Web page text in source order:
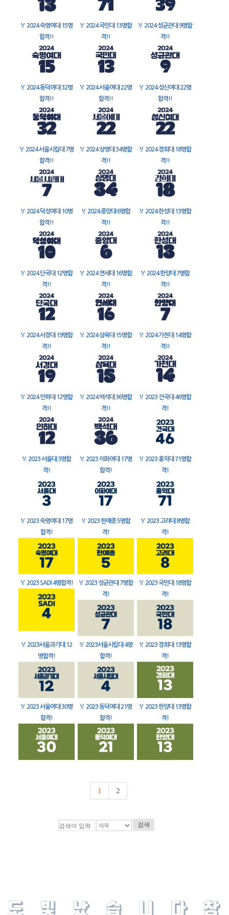
🏅 2024 숙명여대 15명
합격!!
🏅 2024 국민대 13명합
격!!
🏅 2024 성균관대 9명합
격!!
🏅 2024 동덕여대 32명
합격!!
🏅 2024 서울여대 22명
합격!!
🏅 2024 성신여대 22명
합격!!
🏅 2024 서울시립대 7명
합격!!
🏅 2024 상명대 34명합
격!!
🏅 2024 경희대 18명합
격!!
🏅 2024 덕성여대 10명
합격!!
🏅 2024 중앙대 6명합
격!!
🏅 2024 한성대 13명합
격!!
🏅 2024 단국대 12명합
격!!
🏅 2024 연세대 16명합
격!!
🏅 2024 한양대 7명합
격!!
🏅 2024 서경대 19명합
격!!
🏅 2024 삼육대 15명합
격!!
🏅 2024 가천대 14명합
격!!
🏅 2024 인하대 12명합
격!!
🏅 2024 백석대 36명합
격!!
🏅 2023 건국대 46명합
격!
🏅 2023 서울대 3명합
격!
🏅 2023 이화여대 17명
합격!
🏅 2023 홍익대 71명합
격!
🏅 2023 숙명여대 17명
합격!
🏅 2023 한예종 5명합
격!
🏅 2023 고려대 8명합
격!
🏅 2023 SADI 4명합격! 🏅 2023 성균관대 7명합
격!
🏅 2023 국민대 18명합
격!
🏅 2023서울과기대 12
명합격!
🏅 2023서울시립대 4명
합격!
🏅 2023 경희대 13명합
격!
🏅 2023 서울여대 30명
합격!
🏅 2023 동덕여대 21명
합격!
🏅 2023 한양대 13명합
격!
1 2
검색